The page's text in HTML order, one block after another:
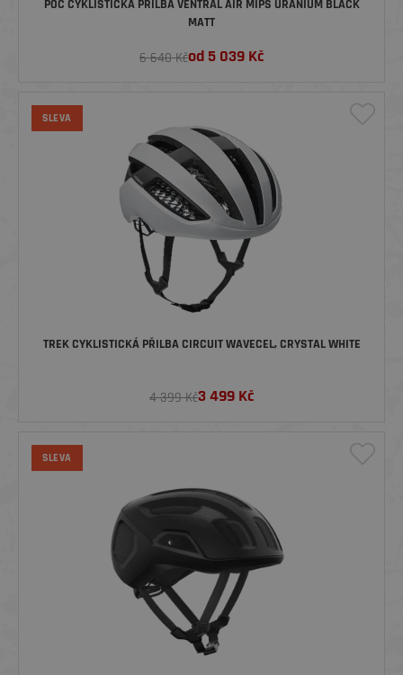
POC CYKLISTICKÁ PŘILBA VENTRAL AIR MIPS URANIUM BLACK
MATT
6 640 Kčod 5 039 Kč
SLEVA
TREK CYKLISTICKÁ PŘILBA CIRCUIT WAVECEL, CRYSTAL WHITE
4 399 Kč3 499 Kč
SLEVA